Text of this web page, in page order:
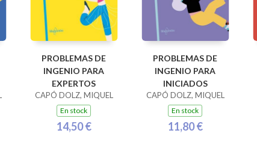
PROBLEMAS DE
INGENIO PARA
EXPERTOS
CAPÓ DOLZ, MIQUEL
En stock
14,50 €
PROBLEMAS DE
INGENIO PARA
INICIADOS
CAPÓ DOLZ, MIQUEL
En stock
11,80 €